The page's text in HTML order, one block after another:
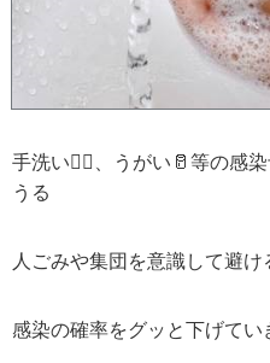
手洗い✋🏻、うがい🥛等の感
うる
人ごみや集団を意識して避け
感染の確率をグッと下げてい